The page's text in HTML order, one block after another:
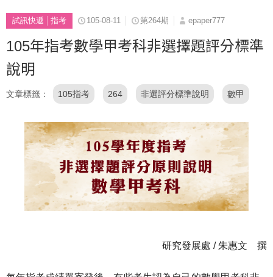
試訊快遞 指考 105-08-11 第264期 epaper777
105年指考數學甲考科非選擇題評分標準
說明
文章標籤 105指考 264 非選評分標準說明 數甲
研究發展處 / 朱惠文 撰